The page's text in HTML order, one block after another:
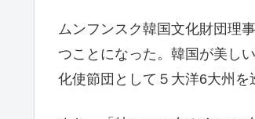
ムンフンスク韓国文化財団理
つことになった。韓国が美し
化使節団として５大洋6大州を